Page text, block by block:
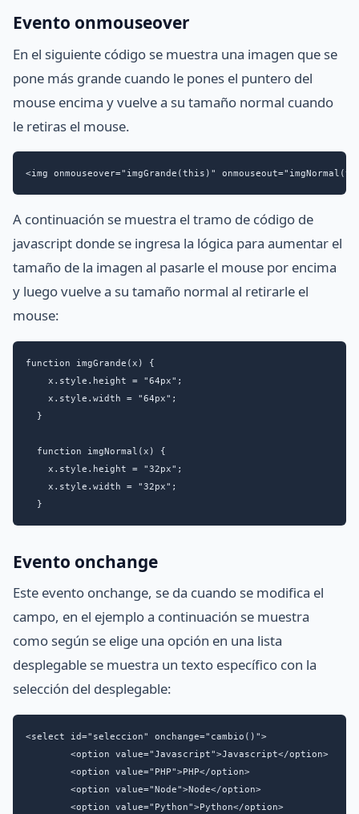
Evento onmouseover
En el siguiente código se muestra una imagen que se
pone más grande cuando le pones el puntero del
mouse encima y vuelve a su tamaño normal cuando
le retiras el mouse.
<img onmouseover="imgGrande(this)"
A continuación se muestra el tramo de código de
javascript donde se ingresa la lógica para aumentar el
tamaño de la imagen al pasarle el mouse por encima
y luego vuelve a su tamaño normal al retirarle el
mouse:
function imgGrande(x) {
    x.style.height = "64px";
    x.style.width = "64px";
  }
  function imgNormal(x) {
    x.style.height = "32px";
    x.style.width = "32px";
  }
Evento onchange
Este evento onchange, se da cuando se modifica el
campo, en el ejemplo a continuación se muestra
como según se elige una opción en una lista
desplegable se muestra un texto específico con la
selección del desplegable:
<select id="seleccion" onchange="cambio()">
        <option value="Javascript">Javascript</option>
        <option value="PHP">PHP</option>
        <option value="Node">Node</option>
        <option value="Python">Python</option>